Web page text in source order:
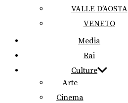
VALLE D’AOSTA
VENETO
Media
Rai
Culture
Arte
Cinema